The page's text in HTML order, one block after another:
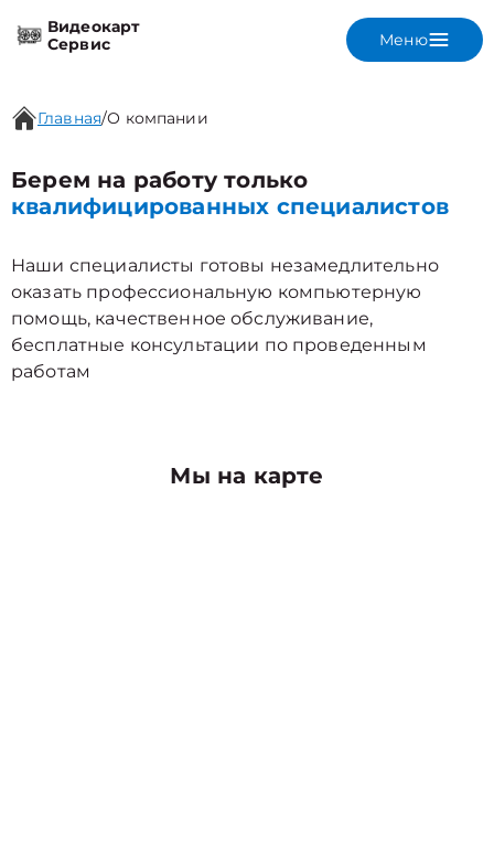
Видеокарт
Сервис
Меню
Главная/О компании
Берем на работу только
квалифицированных специалистов
Наши специалисты готовы незамедлительно
оказать профессиональную компьютерную
помощь, качественное обслуживание,
бесплатные консультации по проведенным
работам
Мы на карте